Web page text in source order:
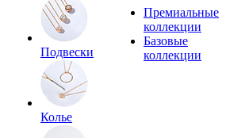
Подвески
Колье
Премиальные
коллекции
Базовые
коллекции